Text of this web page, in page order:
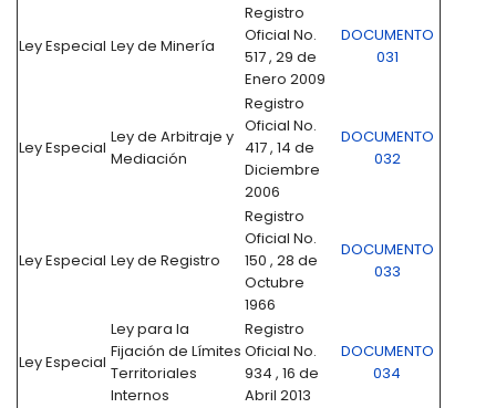
Ley Especial Ley de Minería
Registro
Oficial No.
517 , 29 de
Enero 2009
DOCUMENTO
031
Ley Especial
Ley de Arbitraje y
Mediación
Registro
Oficial No.
417 , 14 de
Diciembre
2006
DOCUMENTO
032
Ley Especial Ley de Registro
Registro
Oficial No.
150 , 28 de
Octubre
1966
DOCUMENTO
033
Ley Especial
Ley para la
Fijación de Límites
Territoriales
Internos
Registro
Oficial No.
934 , 16 de
Abril 2013
DOCUMENTO
034